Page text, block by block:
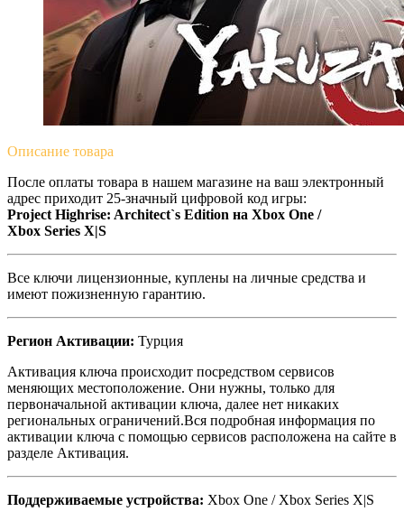
Описание товара
После оплаты товара в нашем магазине на ваш электронный
адрес приходит 25-значный цифровой код игры:
Project Highrise: Architect`s Edition на Xbox One /
Xbox Series X|S
Все ключи лицензионные, куплены на личные средства и
имеют пожизненную гарантию.
Регион Активации: Турция
Активация ключа происходит посредством сервисов
меняющих местоположение. Они нужны, только для
первоначальной активации ключа, далее нет никаких
региональных ограничений.Вся подробная информация по
активации ключа с помощью сервисов расположена на сайте в
разделе Активация.
Поддерживаемые устройства: Xbox One / Xbox Series X|S